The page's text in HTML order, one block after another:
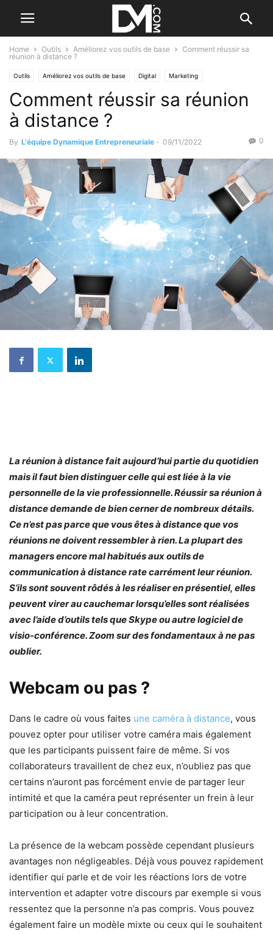
Home Outils Améliorez vos outils de base
Comment réussir sa
réunion à distance ?
Outils Améliorez vos outils de base Digital Marketing
Le B.A. BA de la communication
Comment réussir sa réunion
à distance ?
By L'équipe Dynamique Entrepreneuriale - 09/11/2022 0
La réunion à distance fait aujourd’hui partie du quotidien
mais il faut bien distinguer celle qui est liée à la vie
personnelle de la vie professionnelle. Réussir sa réunion à
distance demande de bien cerner de nombreux détails.
Ce n’est pas parce que vous êtes à distance que vos
réunions ne doivent ressembler à rien. La plupart des
managers encore mal habitués aux outils de
communication à distance rate carrément leur réunion.
S’ils sont souvent rôdés à les réaliser en présentiel, elles
peuvent virer au cauchemar lorsqu’elles sont réalisées
avec l’aide d’outils tels que Skype ou autre logiciel de
visio-conférence. Zoom sur des fondamentaux à ne pas
oublier.
Webcam ou pas ?
Dans le cadre où vous faites une caméra à distance, vous
pouvez opter pour utiliser votre caméra mais également
que les participants puissent faire de même. Si vos
collaborateurs travaillent de chez eux, n’oubliez pas que
certains n’auront pas forcément envie de partager leur
intimité et que la caméra peut représenter un frein à leur
participation ou à leur concentration.
La présence de la webcam possède cependant plusieurs
avantages non négligeables. Déjà vous pouvez rapidement
identifier qui parle et de voir les réactions lors de votre
intervention et adapter votre discours par exemple si vous
ressentez que la personne n’a pas compris. Vous pouvez
également faire un modèle mixte ou ceux qui le souhaitent